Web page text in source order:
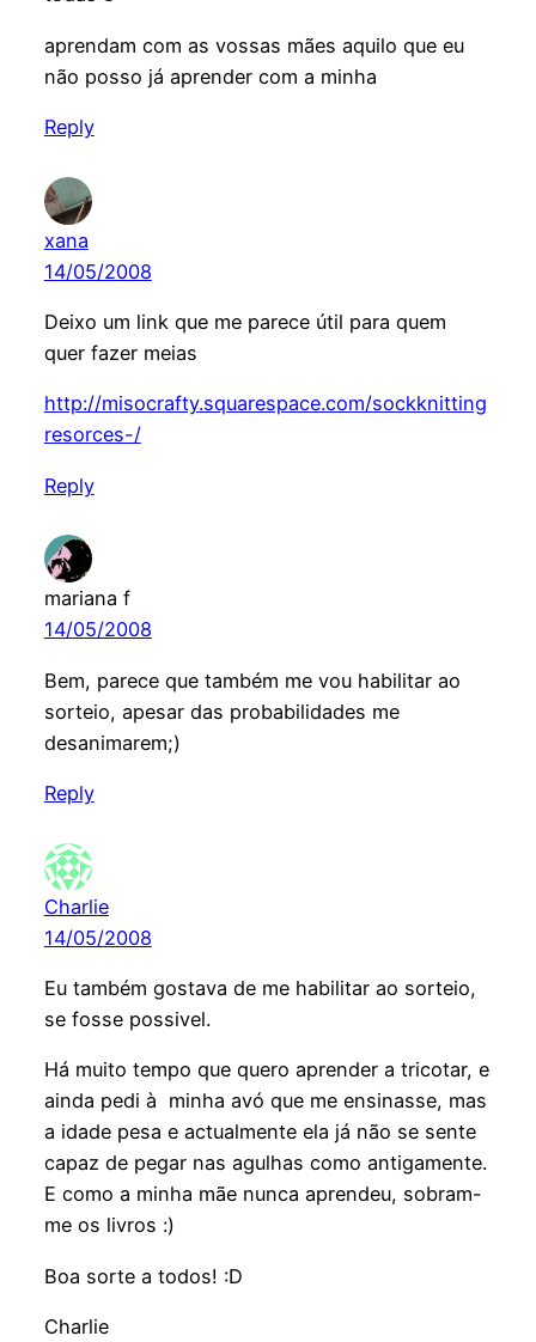
aprendam com as vossas mães aquilo que eu
não posso já aprender com a minha
Reply
xana
14/05/2008
Deixo um link que me parece útil para quem
quer fazer meias
http://misocrafty.squarespace.com/sockknitting
resorces-/
Reply
mariana f
14/05/2008
Bem, parece que também me vou habilitar ao
sorteio, apesar das probabilidades me
desanimarem;)
Reply
Charlie
14/05/2008
Eu também gostava de me habilitar ao sorteio,
se fosse possivel.
Há muito tempo que quero aprender a tricotar, e
ainda pedi à minha avó que me ensinasse, mas
a idade pesa e actualmente ela já não se sente
capaz de pegar nas agulhas como antigamente.
E como a minha mãe nunca aprendeu, sobram-
me os livros :)
Boa sorte a todos! :D
Charlie